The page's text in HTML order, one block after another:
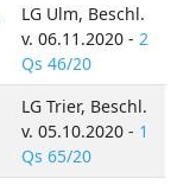
LG Ulm, Beschl.
v. 06.11.2020 - 2
Qs 46/20
LG Trier, Beschl.
v. 05.10.2020 - 1
Qs 65/20